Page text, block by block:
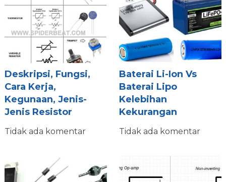
Deskripsi, Fungsi,
Cara Kerja,
Kegunaan, Jenis-
Jenis Resistor
Tidak ada komentar
Baterai Li-Ion Vs
Baterai Lipo
Kelebihan
Kekurangan
Tidak ada komentar